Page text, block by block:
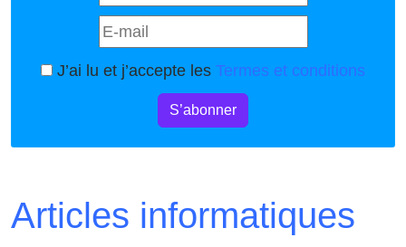
J’ai lu et j’accepte les Termes et conditions
S’abonner
Articles informatiques